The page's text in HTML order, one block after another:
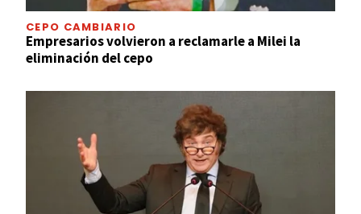
CEPO CAMBIARIO
Empresarios volvieron a reclamarle a Milei la
eliminación del cepo